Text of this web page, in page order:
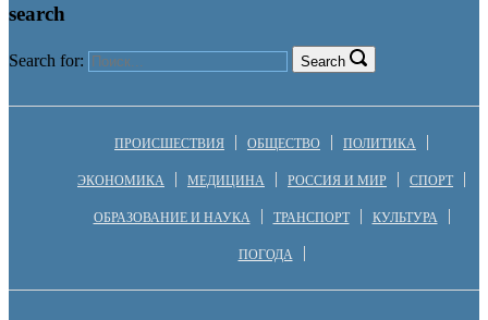
search
Search for: Search
ПРОИСШЕСТВИЯ ОБЩЕСТВО ПОЛИТИКА
ЭКОНОМИКА МЕДИЦИНА РОССИЯ И МИР СПОРТ
ОБРАЗОВАНИЕ И НАУКА ТРАНСПОРТ КУЛЬТУРА
ПОГОДА